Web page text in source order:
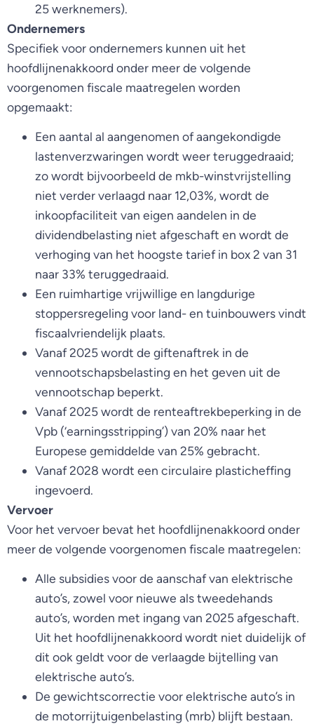
25 werknemers).
Ondernemers
Specifiek voor ondernemers kunnen uit het
hoofdlijnenakkoord onder meer de volgende
voorgenomen fiscale maatregelen worden
opgemaakt:
Een aantal al aangenomen of aangekondigde
lastenverzwaringen wordt weer teruggedraaid;
zo wordt bijvoorbeeld de mkb-winstvrijstelling
niet verder verlaagd naar 12,03%, wordt de
inkoopfaciliteit van eigen aandelen in de
dividendbelasting niet afgeschaft en wordt de
verhoging van het hoogste tarief in box 2 van 31
naar 33% teruggedraaid.
Een ruimhartige vrijwillige en langdurige
stoppersregeling voor land- en tuinbouwers vindt
fiscaalvriendelijk plaats.
Vanaf 2025 wordt de giftenaftrek in de
vennootschapsbelasting en het geven uit de
vennootschap beperkt.
Vanaf 2025 wordt de renteaftrekbeperking in de
Vpb (‘earningsstripping’) van 20% naar het
Europese gemiddelde van 25% gebracht.
Vanaf 2028 wordt een circulaire plasticheffing
ingevoerd.
Vervoer
Voor het vervoer bevat het hoofdlijnenakkoord onder
meer de volgende voorgenomen fiscale maatregelen:
Alle subsidies voor de aanschaf van elektrische
auto’s, zowel voor nieuwe als tweedehands
auto’s, worden met ingang van 2025 afgeschaft.
Uit het hoofdlijnenakkoord wordt niet duidelijk of
dit ook geldt voor de verlaagde bijtelling van
elektrische auto’s.
De gewichtscorrectie voor elektrische auto’s in
de motorrijtuigenbelasting (mrb) blijft bestaan.